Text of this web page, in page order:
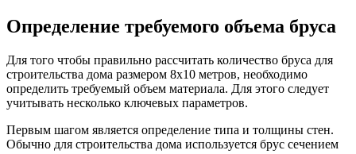
Определение требуемого объема бруса
Для того чтобы правильно рассчитать количество бруса для
строительства дома размером 8х10 метров, необходимо
определить требуемый объем материала. Для этого следует
учитывать несколько ключевых параметров.
Первым шагом является определение типа и толщины стен.
Обычно для строительства дома используется брус сечением